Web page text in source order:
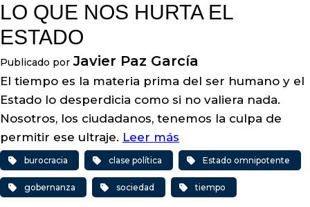
LO QUE NOS HURTA EL
ESTADO
Publicado por Javier Paz García
El tiempo es la materia prima del ser humano y el
Estado lo desperdicia como si no valiera nada.
Nosotros, los ciudadanos, tenemos la culpa de
permitir ese ultraje. Leer más
burocracia clase política Estado omnipotente
gobernanza sociedad tiempo